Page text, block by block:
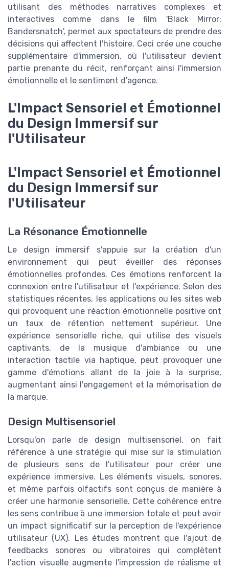
utilisant des méthodes narratives complexes et
interactives comme dans le film 'Black Mirror:
Bandersnatch', permet aux spectateurs de prendre des
décisions qui affectent l'histoire. Ceci crée une couche
supplémentaire d'immersion, où l'utilisateur devient
partie prenante du récit, renforçant ainsi l'immersion
émotionnelle et le sentiment d'agence.
L'Impact Sensoriel et Émotionnel
du Design Immersif sur
l'Utilisateur
L'Impact Sensoriel et Émotionnel
du Design Immersif sur
l'Utilisateur
La Résonance Émotionnelle
Le design immersif s'appuie sur la création d'un
environnement qui peut éveiller des réponses
émotionnelles profondes. Ces émotions renforcent la
connexion entre l'utilisateur et l'expérience. Selon des
statistiques récentes, les applications ou les sites web
qui provoquent une réaction émotionnelle positive ont
un taux de rétention nettement supérieur. Une
expérience sensorielle riche, qui utilise des visuels
captivants, de la musique d'ambiance ou une
interaction tactile via haptique, peut provoquer une
gamme d'émotions allant de la joie à la surprise,
augmentant ainsi l'engagement et la mémorisation de
la marque.
Design Multisensoriel
Lorsqu'on parle de design multisensoriel, on fait
référence à une stratégie qui mise sur la stimulation
de plusieurs sens de l'utilisateur pour créer une
expérience immersive. Les éléments visuels, sonores,
et même parfois olfactifs sont conçus de manière à
créer une harmonie sensorielle. Cette cohérence entre
les sens contribue à une immersion totale et peut avoir
un impact significatif sur la perception de l'expérience
utilisateur (UX). Les études montrent que l'ajout de
feedbacks sonores ou vibratoires qui complètent
l'action visuelle augmente l'impression de réalisme et